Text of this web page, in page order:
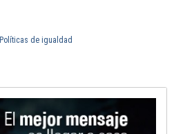
Políticas de igualdad